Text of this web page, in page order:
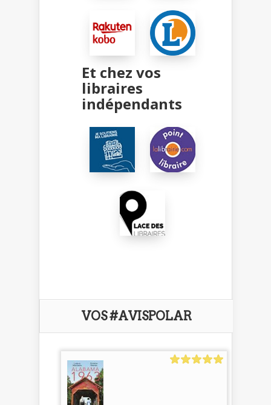
Et chez vos
libraires
indépendants
VOS #AVISPOLAR